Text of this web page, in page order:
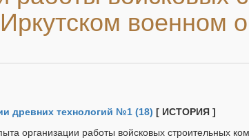
военном
древних технологий №1 (18) [ ИСТОРИЯ ]
организации работы войсковых строительных